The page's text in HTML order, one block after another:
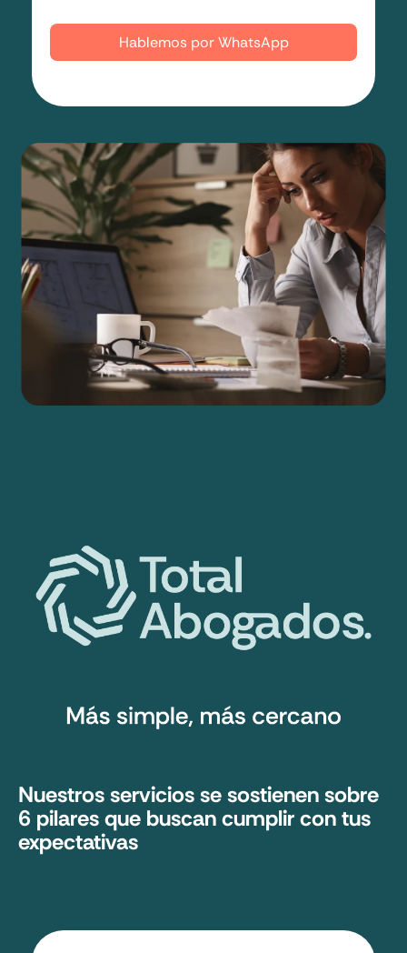
Hablemos por WhatsApp
Nuestros servicios se sostienen sobre
6 pilares que buscan cumplir con tus
expectativas